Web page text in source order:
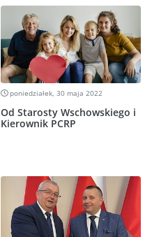
poniedziałek, 30 maja 2022
Od Starosty Wschowskiego i
Kierownik PCRP